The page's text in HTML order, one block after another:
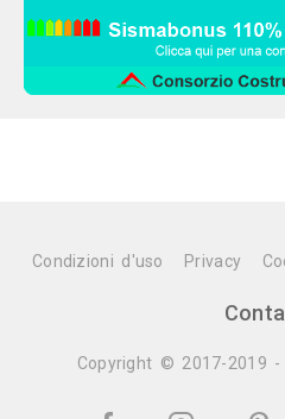
Condizioni d'uso Privacy
Copyright © 2017-2019